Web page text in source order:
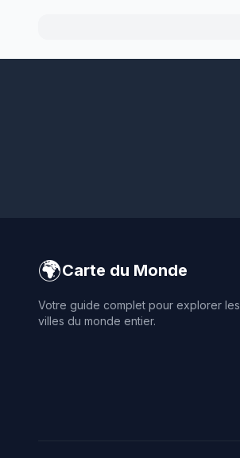
🌍Carte du Monde
Votre guide complet pour explorer les
villes du monde entier.